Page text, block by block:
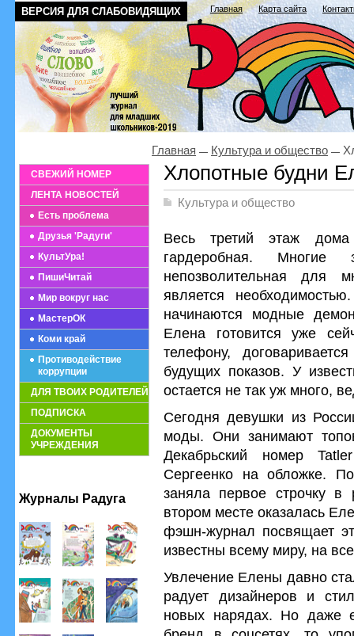
ВЕРСИЯ ДЛЯ СЛАБОВИДЯЩИХ Главная Карта сайта
СВЕЖИЙ НОМЕР
ЛЕНТА НОВОСТЕЙ
Есть проблема
Друзья 'Радуги'
КультУра!
ПишиЧитай
Мир вокруг нас
МастерОК
Коми край
Противодействие
коррупции
ДЛЯ ТВОИХ РОДИТЕЛЕЙ
ПОДПИСКА
ДОКУМЕНТЫ
УЧРЕЖДЕНИЯ
Журналы Радуга
Главная Культура и общество
Хлопотные будни
Культура и общество
Весь третий этаж
гардеробная.
непозволительная для
является
начинаются модные
Елена готовится уже
телефону,
будущих показов. У
остается не так уж много,
Сегодня девушки из
моды. Они занимают
Декабрьский номер
Сергеенко на обложке.
заняла первое строчку
втором месте оказалась
фэшн-журнал посвящает
известны всему миру, на
Увлечение Елены давно
радует дизайнеров и
новых нарядах. Но даже